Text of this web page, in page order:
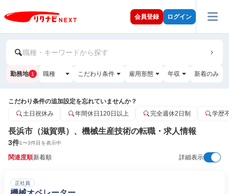
会員登録 ログイン
職種・キーワードから探す
勤務地 1 職種 こだわり条件 雇用形態 年収 新着のみ
こだわり条件の追加設定を忘れていませんか？
土日祝休み
年間休日120日以上 完全週休2日制 学歴
長浜市（滋賀県）、機械生産技術の転職・求人情報
3件1〜3件目を表示中
関連度順新着順 詳細表示
正社員